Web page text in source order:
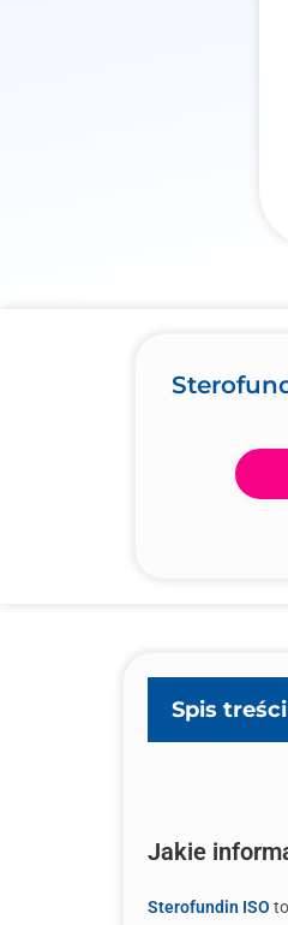
Spis treści
Jakie
Sterofundin ISO